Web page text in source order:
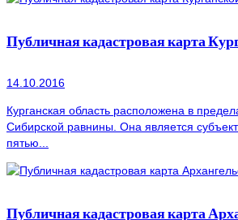
Публичная кадастровая карта
14.10.2016
Курганская область расположена в
Сибирской равнины. Она является
пятью...
Публичная кадастровая карта